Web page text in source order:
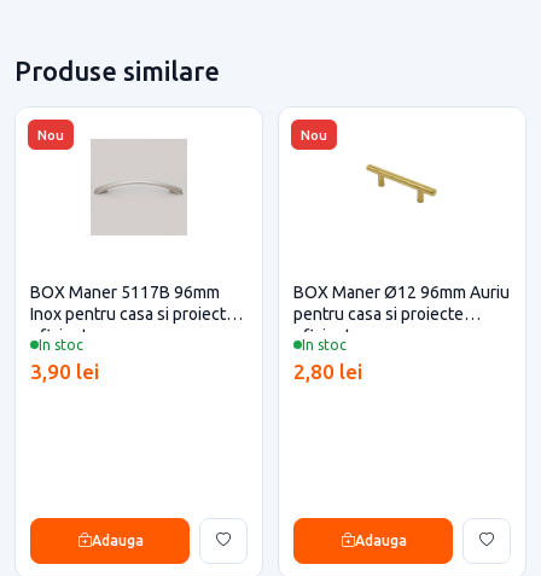
Produse similare
Nou
In stoc
BOX Maner 5117B 96mm
Inox pentru casa si proiecte
eficiente
3,90 lei
Adauga
Nou
In stoc
BOX Maner Ø12 96mm Auriu
pentru casa si proiecte
eficiente
2,80 lei
Adauga